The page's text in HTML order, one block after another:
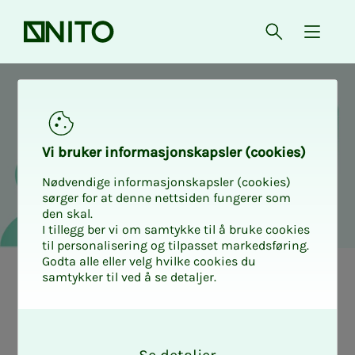
Forsiden Åpne søk
{
Verv en kollega – det lønner
Vi bru­­­ker in­­­for­­­ma­­­sjons­­­kaps­­­­­ler (cookies)
Nødvendige informasjonskapsler (cookies)
sørger for at denne nettsiden fungerer som
den skal.
I tillegg ber vi om samtykke til å bruke cookies
til personalisering og tilpasset markedsføring.
Godta alle eller velg hvilke cookies du
samtykker til ved å se detaljer.